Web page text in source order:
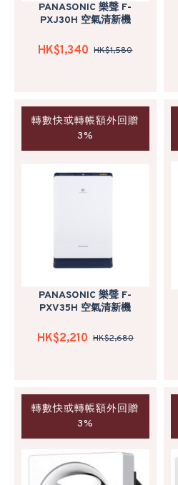
PANASONIC 樂聲 F-
PXJ30H 空氣清新機
HK$1,340 HK$1,580
轉數快或轉帳額外回贈
3%
PANASONIC 樂聲 F-
PXV35H 空氣清新機
HK$2,210 HK$2,680
轉數快或轉帳額外回贈
3%